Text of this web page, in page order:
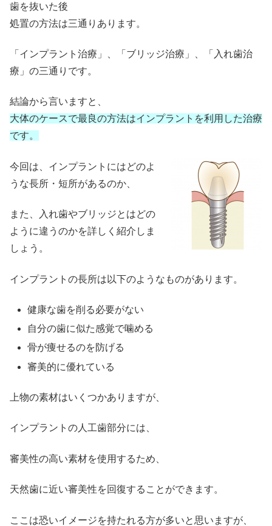
歯を抜いた後
処置の方法は三通りあります。
「インプラント治療」、「ブリッジ治療」、「入れ歯治
療」の三通りです。
結論から言いますと、
大体のケースで最良の方法はインプラントを利用した治療
です。
今回は、インプラントにはどのよ
うな長所・短所があるのか、
また、入れ歯やブリッジとはどの
ように違うのかを詳しく紹介しま
しょう。
インプラントの長所は以下のようなものがあります。
健康な歯を削る必要がない
自分の歯に似た感覚で噛める
骨が痩せるのを防げる
審美的に優れている
上物の素材はいくつかありますが、
インプラントの人工歯部分には、
審美性の高い素材を使用するため、
天然歯に近い審美性を回復することができます。
ここは恐いイメージを持たれる方が多いと思いますが、